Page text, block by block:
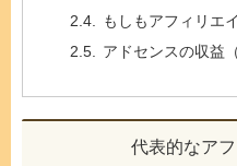
もしもアフィリエ
アドセンスの収益
代表的なア